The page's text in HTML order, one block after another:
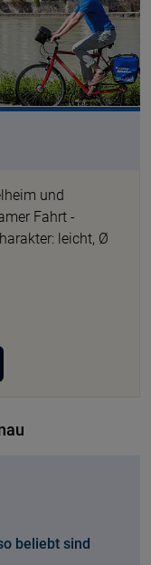
und
Fahrt -
leicht, Ø
beliebt sind